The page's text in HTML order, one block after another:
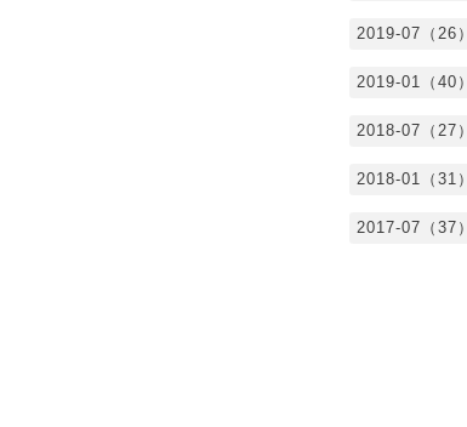
2019-07（26）
2019-01（40）
2018-07（27）
2018-01（31）
2017-07（37）